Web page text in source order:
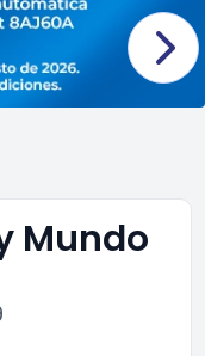
Mundo